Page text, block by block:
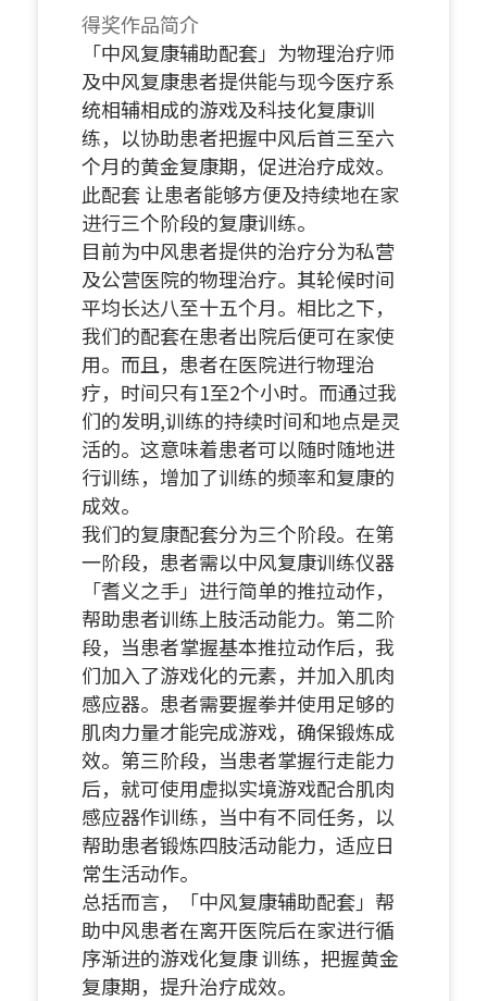
得奖作品简介
「中风复康辅助配套」为物理治疗师
及中风复康患者提供能与现今医疗系
统相辅相成的游戏及科技化复康训
练，以协助患者把握中风后首三至六
个月的黄金复康期，促进治疗成效。
此配套 让患者能够方便及持续地在家
进行三个阶段的复康训练。
目前为中风患者提供的治疗分为私营
及公营医院的物理治疗。其轮候时间
平均长达八至十五个月。相比之下，
我们的配套在患者出院后便可在家使
用。而且，患者在医院进行物理治
疗，时间只有1至2个小时。而通过我
们的发明,训练的持续时间和地点是灵
活的。这意味着患者可以随时随地进
行训练，增加了训练的频率和复康的
成效。
我们的复康配套分为三个阶段。在第
一阶段，患者需以中风复康训练仪器
「耆义之手」进行简单的推拉动作，
帮助患者训练上肢活动能力。第二阶
段，当患者掌握基本推拉动作后，我
们加入了游戏化的元素，并加入肌肉
感应器。患者需要握拳并使用足够的
肌肉力量才能完成游戏，确保锻炼成
效。第三阶段，当患者掌握行走能力
后，就可使用虚拟实境游戏配合肌肉
感应器作训练，当中有不同任务，以
帮助患者锻炼四肢活动能力，适应日
常生活动作。
总括而言，「中风复康辅助配套」帮
助中风患者在离开医院后在家进行循
序渐进的游戏化复康 训练，把握黄金
复康期，提升治疗成效。